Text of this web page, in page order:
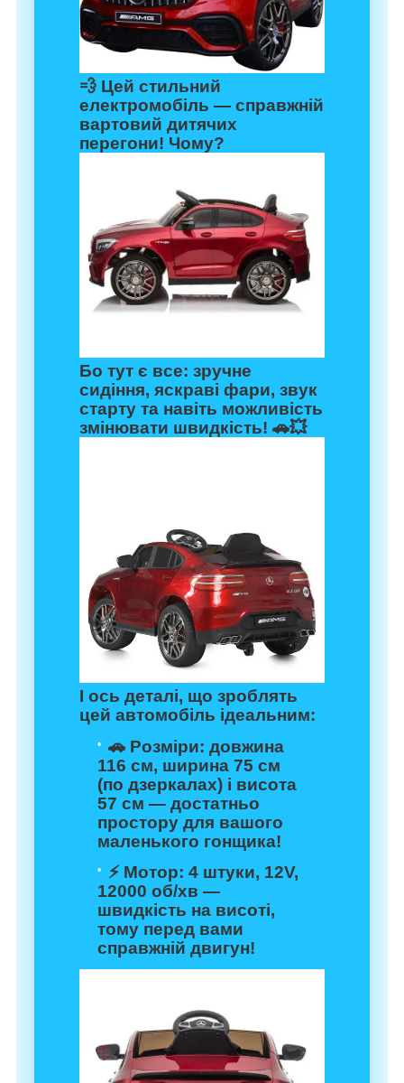
💨 Цей стильний
електромобіль — справжній
вартовий дитячих
перегони! Чому?
Бо тут є все: зручне
сидіння, яскраві фари, звук
старту та навіть можливість
змінювати швидкість! 🚗💥
І ось деталі, що зроблять
цей автомобіль ідеальним:
🚗 Розміри: довжина
116 см, ширина 75 см
(по дзеркалах) і висота
57 см — достатньо
простору для вашого
маленького гонщика!
⚡ Мотор: 4 штуки, 12V,
12000 об/хв —
швидкість на висоті,
тому перед вами
справжній двигун!